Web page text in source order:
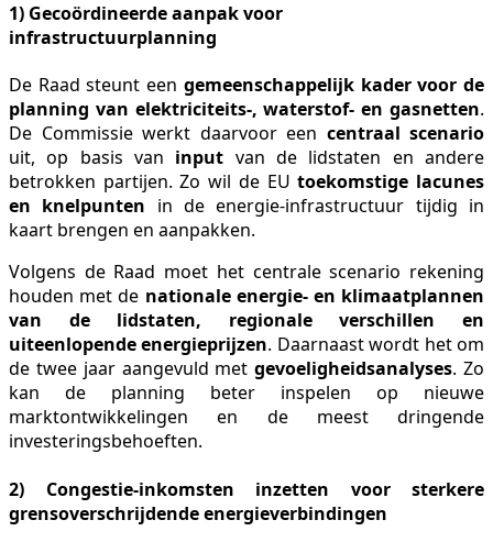
1) Gecoördineerde aanpak voor
infrastructuurplanning
De Raad steunt een gemeenschappelijk kader voor de
planning van elektriciteits-, waterstof- en gasnetten.
De Commissie werkt daarvoor een centraal scenario
uit, op basis van input van de lidstaten en andere
betrokken partijen. Zo wil de EU toekomstige lacunes
en knelpunten in de energie-infrastructuur tijdig in
kaart brengen en aanpakken.
Volgens de Raad moet het centrale scenario rekening
houden met de nationale energie- en klimaatplannen
van de lidstaten, regionale verschillen en
uiteenlopende energieprijzen. Daarnaast wordt het om
de twee jaar aangevuld metgevoeligheidsanalyses. Zo
kan de planning beter inspelen op nieuwe
marktontwikkelingen en de meest dringende
investeringsbehoeften.
2) Congestie-inkomsten inzetten voor sterkere
grensoverschrijdende energieverbindingen